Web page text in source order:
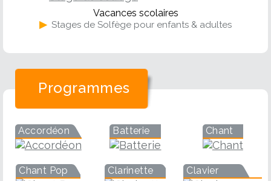
Vacances scolaires
▶ Stages de Solfège pour enfants & adultes
Programmes
Accordéon Batterie Chant
Chant Pop Clarinette Clavier